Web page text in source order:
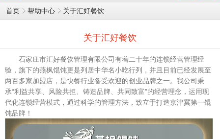
首页 帮助中心 关于汇好餐饮
关于汇好餐饮
石家庄市汇好餐饮管理有限公司有着二十年的连锁经营管理经
验，旗下的燕枫馄饨更是列居中华名小吃行列，并且目前已经发展至
两百多家加盟店，是快餐行业备受欢迎的创业品牌之一。我公司秉
承“利益共享、风险共担、铸造品牌、共同致富”的经营理念，运用现
代化连锁经营模式，通过科学的管理方法，致立于打造京津冀第一馄
饨品牌！